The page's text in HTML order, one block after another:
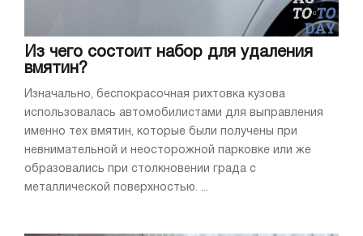
Из чего состоит набор для удаления
вмятин?
Изначально, беспокрасочная рихтовка кузова
использовалась автомобилистами для выправления
именно тех вмятин, которые были получены при
невнимательной и неосторожной парковке или же
образовались при столкновении града с
металлической поверхностью. ...